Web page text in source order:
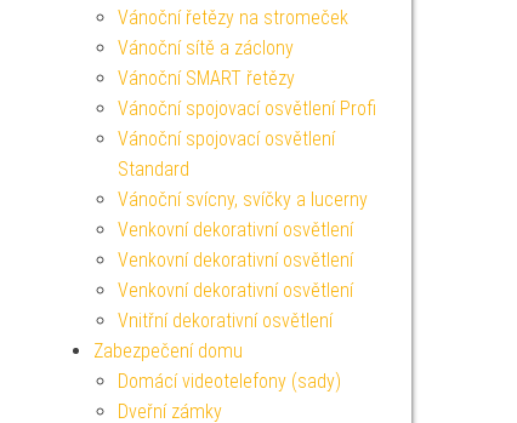
Vánoční řetězy na stromeček
Vánoční sítě a záclony
Vánoční SMART řetězy
Vánoční spojovací osvětlení Profi
Vánoční spojovací osvětlení
Standard
Vánoční svícny, svíčky a lucerny
Venkovní dekorativní osvětlení
Venkovní dekorativní osvětlení
Venkovní dekorativní osvětlení
Vnitřní dekorativní osvětlení
Zabezpečení domu
Domácí videotelefony (sady)
Dveřní zámky